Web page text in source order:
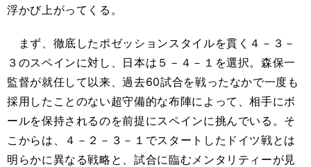
浮かび上がってくる。
まず、徹底したポゼッションスタイルを貫く４－３－
３のスペインに対し、日本は５－４－１を選択。森保一
監督が就任して以来、過去60試合を戦ったなかで一度も
採用したことのない超守備的な布陣によって、相手にボ
ールを保持されるのを前提にスペインに挑んでいる。そ
こからは、４－２－３－１でスタートしたドイツ戦とは
明らかに異なる戦略と、試合に臨むメンタリティーが見